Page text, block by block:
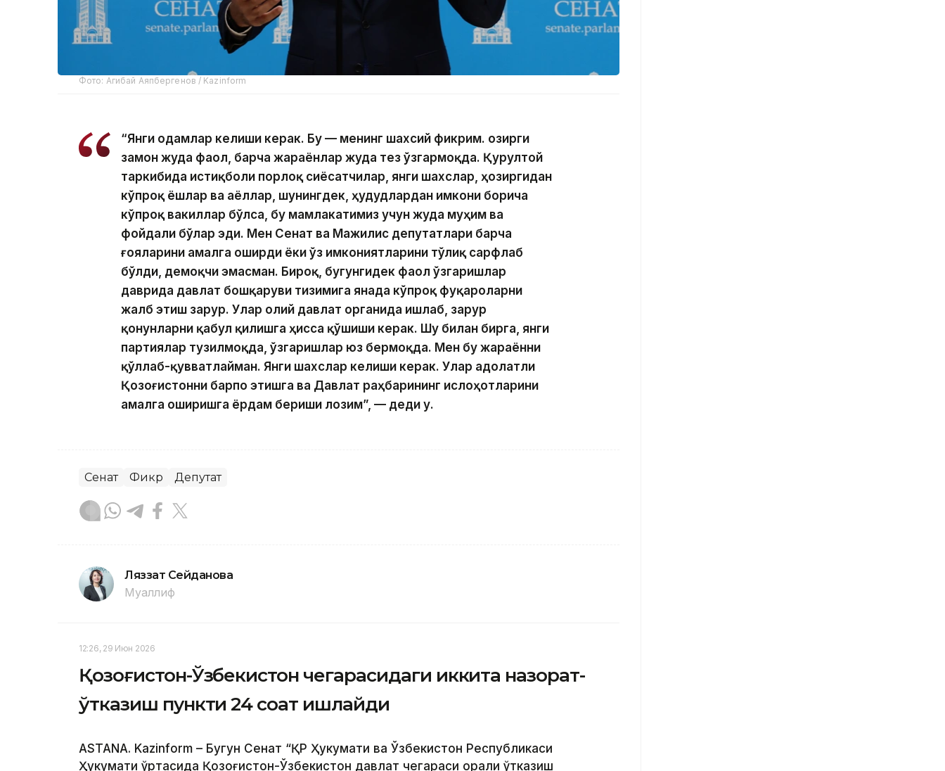
Фото: Агибай Аяпбергенов / Kazinform
“Янги одамлар келиши керак. Бу — менинг шахсий фикрим. Ҳозирги
замон жуда фаол, барча жараёнлар жуда тез ўзгармоқда. Қурултой
таркибида истиқболи порлоқ сиёсатчилар, янги шахслар, ҳозиргидан
кўпроқ ёшлар ва аёллар, шунингдек, ҳудудлардан имкони борича
кўпроқ вакиллар бўлса, бу мамлакатимиз учун жуда муҳим ва
фойдали бўлар эди. Мен Сенат ва Мажилис депутатлари барча
ғояларини амалга оширди ёки ўз имкониятларини тўлиқ сарфлаб
бўлди, демоқчи эмасман. Бироқ, бугунгидек фаол ўзгаришлар
даврида давлат бошқаруви тизимига янада кўпроқ фуқароларни
жалб этиш зарур. Улар олий давлат органида ишлаб, зарур
қонунларни қабул қилишга ҳисса қўшиши керак. Шу билан бирга, янги
партиялар тузилмоқда, ўзгаришлар юз бермоқда. Мен бу жараённи
қўллаб-қувватлайман. Янги шахслар келиши керак. Улар адолатли
Қозоғистонни барпо этишга ва Давлат раҳбарининг ислоҳотларини
амалга оширишга ёрдам бериши лозим”, — деди у.
Сенат Фикр Депутат
Ляззат Сейданова
Муаллиф
12:26, 29 Июн 2026
Қозоғистон-Ўзбекистон чегарасидаги иккита назорат-
ўтказиш пункти 24 соат ишлайди
ASTANA. Kazinform – Бугун Сенат “ҚР Ҳукумати ва Ўзбекистон Республикаси
Ҳукумати ўртасида Қозоғистон-Ўзбекистон давлат чегараси орқали ўтказиш